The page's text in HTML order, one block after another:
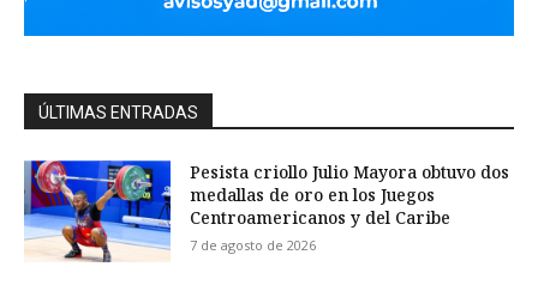
ÚLTIMAS ENTRADAS
Pesista criollo Julio Mayora obtuvo dos
medallas de oro en los Juegos
Centroamericanos y del Caribe
7 de agosto de 2026